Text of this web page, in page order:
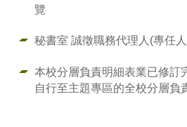
覽
秘書室 誠徵職務代理人(專任
本校分層負責明細表業已修訂
自行至主題專區的全校分層負